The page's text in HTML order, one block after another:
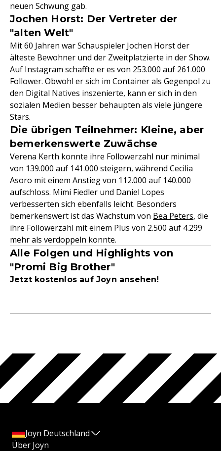
neuen Schwung gab.
Jochen Horst: Der Vertreter der
"alten Welt"
Mit 60 Jahren war Schauspieler Jochen Horst der
älteste Bewohner und der Zweitplatzierte in der Show.
Auf Instagram schaffte er es von 253.000 auf 261.000
Follower. Obwohl er sich im Container als Gegenpol zu
den Digital Natives inszenierte, kann er sich in den
sozialen Medien besser behaupten als viele jüngere
Stars.
Die übrigen Teilnehmer: Kleine, aber
bemerkenswerte Zuwächse
Verena Kerth konnte ihre Followerzahl nur minimal
von 139.000 auf 141.000 steigern, während Cecilia
Asoro mit einem Anstieg von 112.000 auf 140.000
aufschloss. Mimi Fiedler und Daniel Lopes
verbesserten sich ebenfalls leicht. Besonders
bemerkenswert ist das Wachstum von Bea Peters, die
ihre Followerzahl mit einem Plus von 2.500 auf 4.299
mehr als verdoppeln konnte.
Alle Folgen und Highlights von
"Promi Big Brother"
Jetzt kostenlos auf Joyn ansehen!
Joyn Deutschland
Über Joyn